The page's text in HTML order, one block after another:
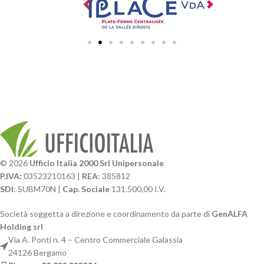
© 2026 Ufficio Italia 2000 Srl Unipersonale
P.IVA: 03523210163 | REA: 385812
SDI: SUBM70N | Cap. Sociale 131.500,00 I.V.
Società soggetta a direzione e coordinamento da parte di GenALFA
Holding srl
Via A. Ponti n. 4 – Centro Commerciale Galassia
24126 Bergamo